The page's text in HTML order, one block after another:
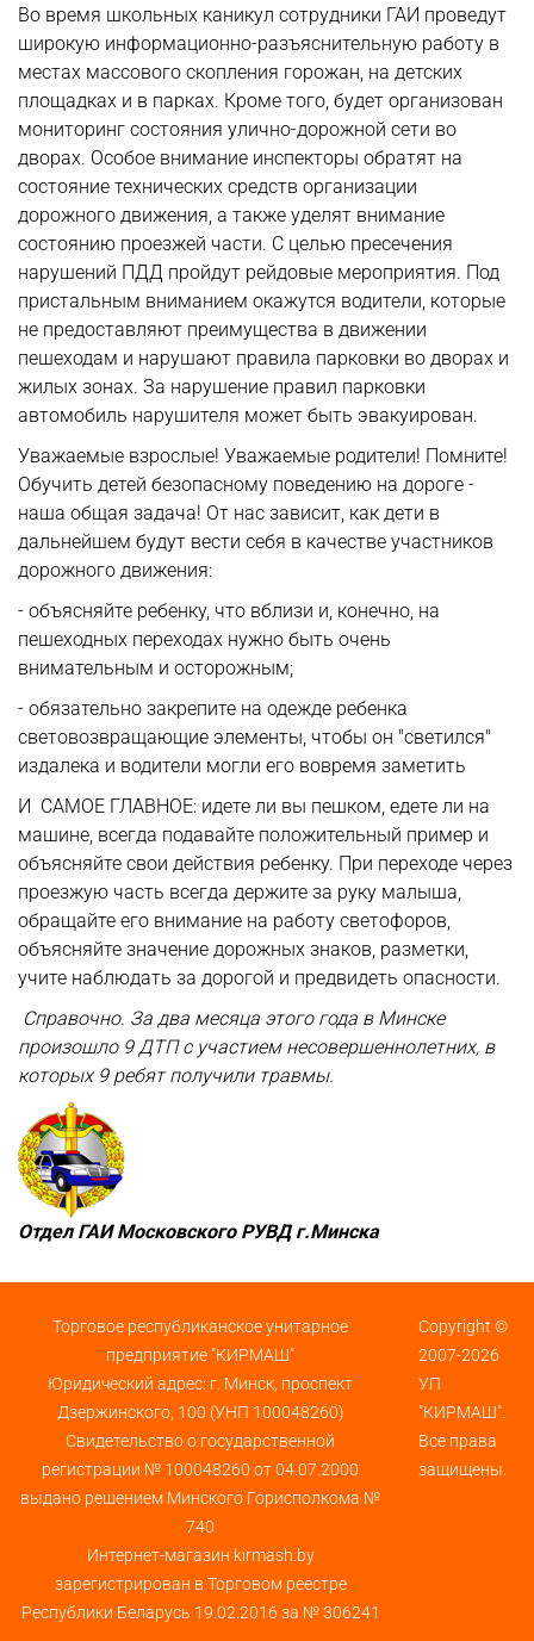
Во время школьных каникул сотрудники ГАИ проведут
широкую информационно-разъяснительную работу в
местах массового скопления горожан, на детских
площадках и в парках. Кроме того, будет организован
мониторинг состояния улично-дорожной сети во
дворах. Особое внимание инспекторы обратят на
состояние технических средств организации
дорожного движения, а также уделят внимание
состоянию проезжей части. С целью пресечения
нарушений ПДД пройдут рейдовые мероприятия. Под
пристальным вниманием окажутся водители, которые
не предоставляют преимущества в движении
пешеходам и нарушают правила парковки во дворах и
жилых зонах. За нарушение правил парковки
автомобиль нарушителя может быть эвакуирован.
Уважаемые взрослые! Уважаемые родители! Помните!
Обучить детей безопасному поведению на дороге -
наша общая задача! От нас зависит, как дети в
дальнейшем будут вести себя в качестве участников
дорожного движения:
- объясняйте ребенку, что вблизи и, конечно, на
пешеходных переходах нужно быть очень
внимательным и осторожным;
- обязательно закрепите на одежде ребенка
световозвращающие элементы, чтобы он "светился"
издалека и водители могли его вовремя заметить
И САМОЕ ГЛАВНОЕ: идете ли вы пешком, едете ли на
машине, всегда подавайте положительный пример и
объясняйте свои действия ребенку. При переходе через
проезжую часть всегда держите за руку малыша,
обращайте его внимание на работу светофоров,
объясняйте значение дорожных знаков, разметки,
учите наблюдать за дорогой и предвидеть опасности.
Справочно. За два месяца этого года в Минске
произошло 9 ДТП с участием несовершеннолетних, в
которых 9 ребят получили травмы.
Отдел ГАИ Московского РУВД г.Минска
Торговое республиканское унитарное
предприятие "КИРМАШ"
Юридический адрес: г. Минск, проспект
Дзержинского, 100 (УНП 100048260)
Свидетельство о государственной
регистрации № 100048260 от 04.07.2000
выдано решением Минского Горисполкома №
740
Интернет-магазин kirmash.by
зарегистрирован в Торговом реестре
Республики Беларусь 19.02.2016 за № 306241
Copyright ©
2007-2026
УП
"КИРМАШ".
Все права
защищены.